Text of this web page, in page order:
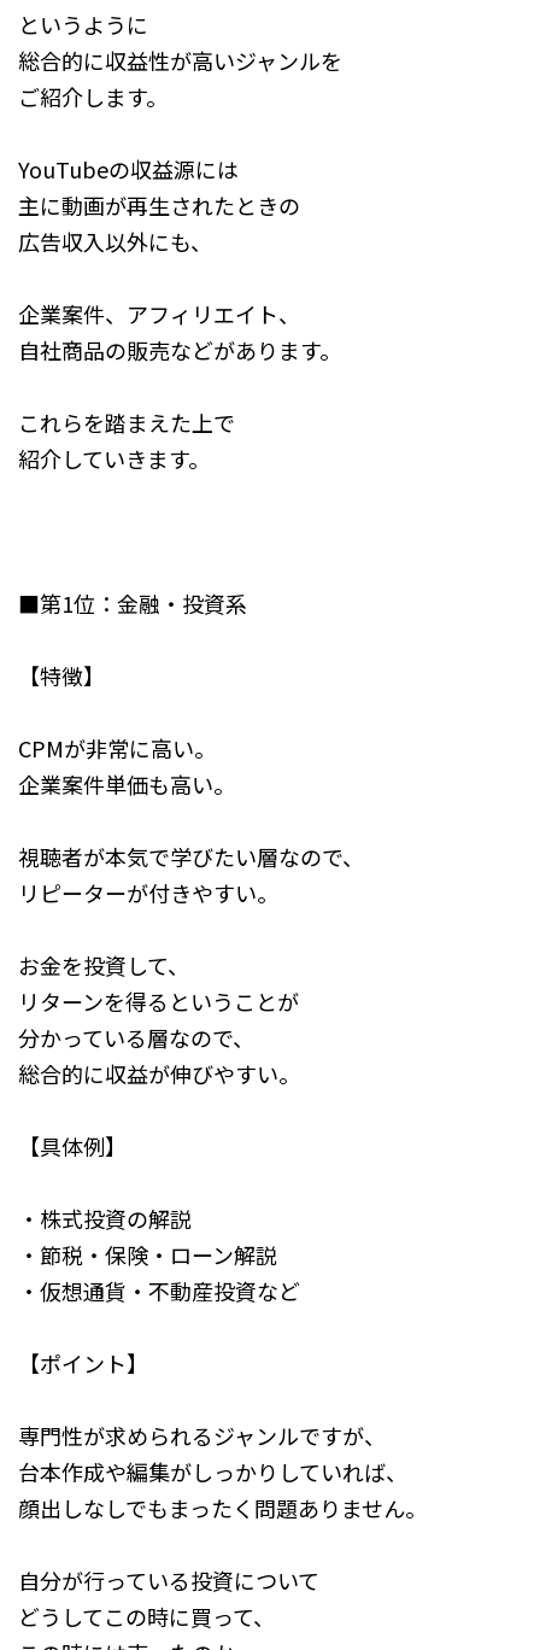
というように
総合的に収益性が高いジャンルを
ご紹介します。
YouTubeの収益源には
主に動画が再生されたときの
広告収入以外にも、
企業案件、アフィリエイト、
自社商品の販売などがあります。
これらを踏まえた上で
紹介していきます。
■第1位：金融・投資系
【特徴】
CPMが非常に高い。
企業案件単価も高い。
視聴者が本気で学びたい層なので、
リピーターが付きやすい。
お金を投資して、
リターンを得るということが
分かっている層なので、
総合的に収益が伸びやすい。
【具体例】
・株式投資の解説
・節税・保険・ローン解説
・仮想通貨・不動産投資など
【ポイント】
専門性が求められるジャンルですが、
台本作成や編集がしっかりしていれば、
顔出しなしでもまったく問題ありません。
自分が行っている投資について
どうしてこの時に買って、